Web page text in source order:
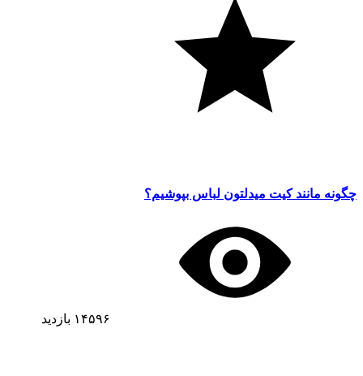
چگونه مانند کیت میدلتون لباس بپوشیم؟
۱۴۵۹۶ بازدید